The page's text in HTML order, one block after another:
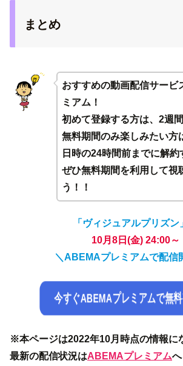
まとめ
おすすめの動画配信サービ
ミアム！
初めて登録する方は、2週間
無料期間のみ楽しみたい方
日時の24時間前までに解約
ぜひ無料期間を利用して視
う！！
「ヴィジュアルプリズン
10月8日(金) 24:00～
＼ABEMAプレミアムで配信
今すぐABEMAプレミアムで無
※本ページは2022年10月時点の情報に
最新の配信状況はABEMAプレミアムへ